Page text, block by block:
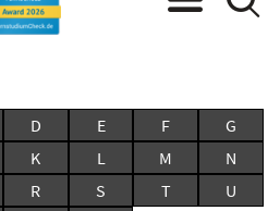
D E F
G
K L M
N
R S T
U